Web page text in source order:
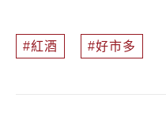
紅酒 好市多